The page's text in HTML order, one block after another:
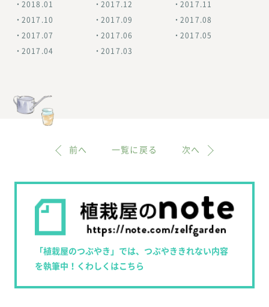
2018.01 2017.12 2017.11
2017.10 2017.09 2017.08
2017.07 2017.06 2017.05
2017.04 2017.03
前へ 一覧に戻る 次へ
「植栽屋のつぶやき」では、つぶやききれない内容
を執筆中！くわしくはこちら